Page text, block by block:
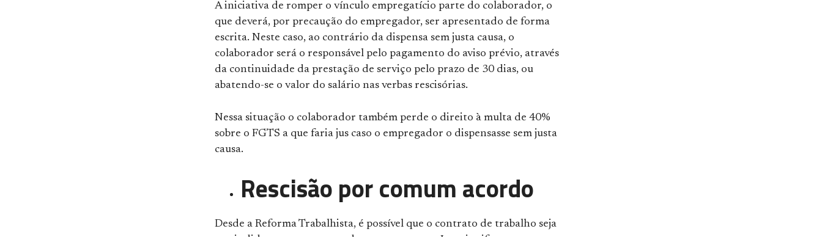
A iniciativa de romper o vínculo empregatício parte do colaborador, o
que deverá, por precaução do empregador, ser apresentado de forma
escrita. Neste caso, ao contrário da dispensa sem justa causa, o
colaborador será o responsável pelo pagamento do aviso prévio, através
da continuidade da prestação de serviço pelo prazo de 30 dias, ou
abatendo-se o valor do salário nas verbas rescisórias.
Nessa situação o colaborador também perde o direito à multa de 40%
sobre o FGTS a que faria jus caso o empregador o dispensasse sem justa
causa.
Rescisão por comum acordo
Desde a Reforma Trabalhista, é possível que o contrato de trabalho seja